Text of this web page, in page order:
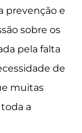
prevenção e
sobre os
pela falta
de
muitas
a